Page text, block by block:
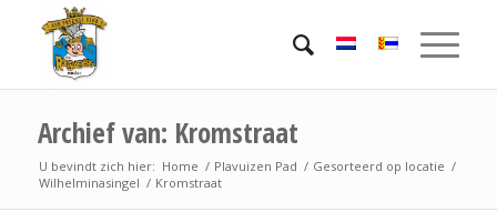
Archief van: Kromstraat
U bevindt zich hier: Home / Plavuizen Pad / Gesorteerd op locatie /
Wilhelminasingel / Kromstraat